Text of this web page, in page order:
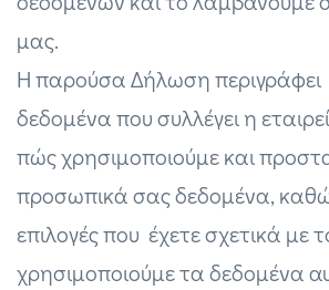
μας.
Η παρούσα Δήλωση
δεδομένα που συλλέγει η
πώς χρησιμοποιούμε και
προσωπικά σας δεδομένα,
επιλογές που έχετε σχετικά με
χρησιμοποιούμε τα δεδομένα